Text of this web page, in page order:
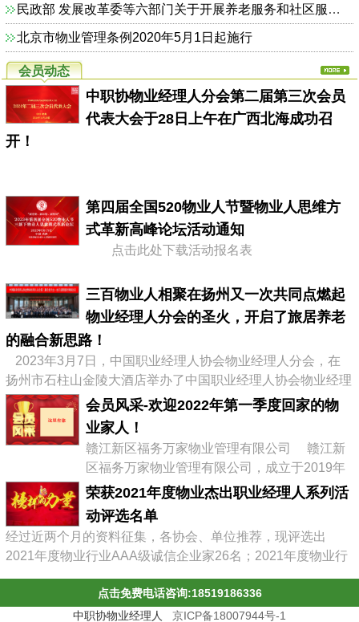
民政部 发展改革委等六部门关于开展养老服务和社区服务信息惠民工程试点工作的通知（民函〔2014〕325号）
北京市物业管理条例2020年5月1日起施行
会员动态
中职协物业经理人分会第二届第三次会员
代表大会于28日上午在广西北海成功召
开！
第四届全国520物业人节暨物业人思维方
式革新高峰论坛活动通知
点击此处下载活动报名表
三百物业人相聚在扬州又一次共同点燃起
物业经理人分会的圣火，开启了旅居养老
的融合新思路！
2023年3月7日，中国职业经理人协会物业经理人分会，在
扬州市石柱山金陵大酒店举办了中国职业经理人协会物业经理
人分会第二届会员大会暨物业企业转型发展高峰论坛，有来自
全国物业协会、物业公司的300多位代表参加了会议，李占军
会长继续连任会长，会议通过《中职协物业经理人分会管理办
法》，并选举出了第二届分会理事会、第二届常务理事、副会
长及名誉会长。 李占军连任...
会员风采-欢迎2022年第一季度回家的物
业家人！
赣江新区福务万家物业管理有限公司 赣江新
区福务万家物业管理有限公司，成立于2019年
03月08日，属赣江控股集团旗下中赣置业全资
子公司，目前在管11个项目。 企业经营范围:
物业管理，文化场馆管理服务，商业综合体管
理服务，园区管理服务，集贸市场管理服务，
停车场管理服务，工程管理服务，供冷供暖设
施管理服务，酒店管理服务，城市绿化管理服
务，会议及展览服务，礼...
荣获2021年度物业杰出职业经理人系列活
动评选名单
经过近两个月的资料征集，各协会、单位推荐，现评选出
2021年度物业行业AAA级诚信企业家26名；2021年度物业行
85名；2021年度物业行业优秀总监38名；2021年度物业行业
最具员工幸福感企业43家；2021年度物业职业经理人推崇
点击免费电话咨询:18519186336
中职协物业经理人 京ICP备18007944号-1